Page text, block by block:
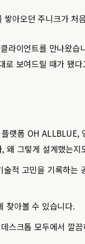
아오던 주니크가 처
라이언트를 만나왔
로 보여드릴 때가 됐
랫폼 OH ALLBLUE,
왜 그렇게 설계했는지
적 고민을 기록하는
찾아볼 수 있습니다.
스크톱 모두에서 깔끔